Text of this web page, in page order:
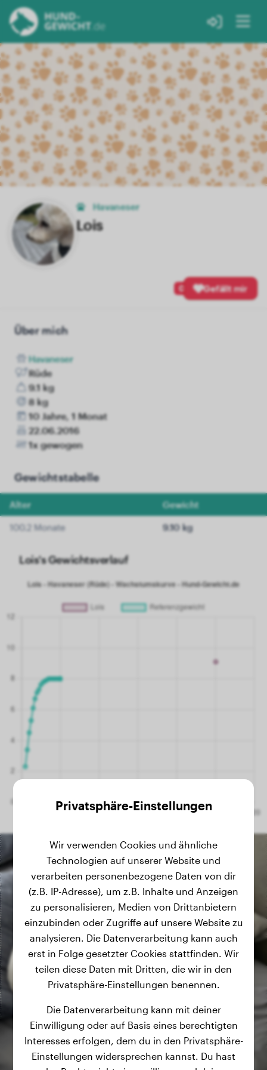
Havaneser
Lois
0 Gefällt mir
Über mich
Havaneser
Rüde
9.1 kg
8 kg
10 Jahre, 1 Monat
22.06.2016
1x gewogen
Gewichtstabelle
Alter Gewicht
100.2 Monate 9.10 kg
Lois's Gewichtsverlauf
Privatsphäre-Einstellungen
Wir verwenden Cookies und ähnliche
Technologien auf unserer Website und
verarbeiten personenbezogene Daten von dir
(z.B. IP-Adresse), um z.B. Inhalte und Anzeigen
zu personalisieren, Medien von Drittanbietern
einzubinden oder Zugriffe auf unsere Website zu
analysieren. Die Datenverarbeitung kann auch
erst in Folge gesetzter Cookies stattfinden. Wir
teilen diese Daten mit Dritten, die wir in den
Privatsphäre-Einstellungen benennen.
Die Datenverarbeitung kann mit deiner
Einwilligung oder auf Basis eines berechtigten
Interesses erfolgen, dem du in den Privatsphäre-
Einstellungen widersprechen kannst. Du hast